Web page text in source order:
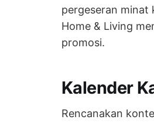
pergeseran minat
Home & Living
promosi.
Kalender
Rencanakan